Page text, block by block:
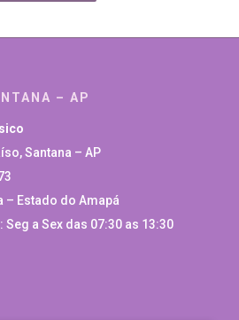
– AP
Santana – AP
– Estado do Amapá
a Sex das 07:30 as 13:30